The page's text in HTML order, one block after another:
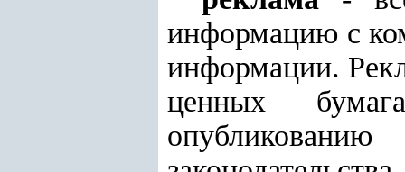
информацию с
информации.
ценных